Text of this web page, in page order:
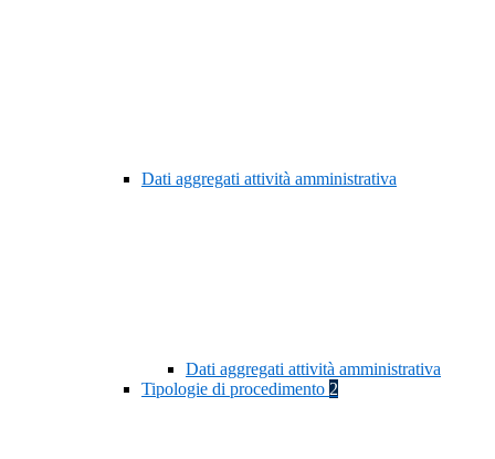
Dati aggregati attività amministrativa
Dati aggregati attività amministrativa
Tipologie di procedimento 2